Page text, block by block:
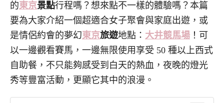
的東京景點行程嗎？想來點不一樣的體驗嗎？本篇
要為大家介紹一個超適合女子聚會與家庭出遊，或
是情侶約會的夢幻東京旅遊地點： 大井競馬場 ！可
以一邊觀看賽馬，一邊無限使用享受 50 種以上西式
自助餐，不只能夠感受到白天的熱血，夜晚的燈光
秀等豐富活動，更顯它其中的浪漫。